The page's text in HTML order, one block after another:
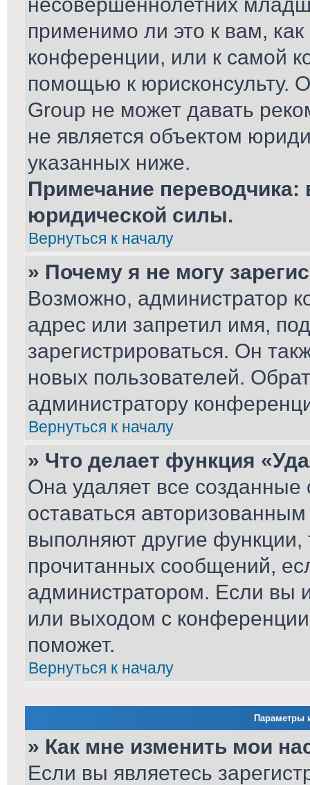
применимо ли это к вам,
конференции, или к самой
помощью к юрисконсульту.
Group не может давать
не является объектом
указанных ниже.
Примечание переводчика:
юридической силы.
Вернуться к началу
» Почему я не могу
Возможно, администратор
адрес или запретил имя,
зарегистрироваться. Он
новых пользователей.
администратору
Вернуться к началу
» Что делает функция
Она удаляет все
оставаться
выполняют другие функции,
прочитанных сообщений,
администратором. Если вы
или выходом с
поможет.
Вернуться к началу
Параметры
» Как мне изменить мои
Если вы являетесь